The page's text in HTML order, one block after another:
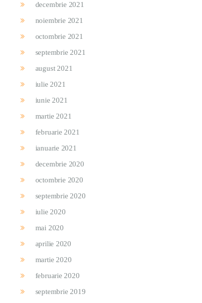
decembrie 2021
noiembrie 2021
octombrie 2021
septembrie 2021
august 2021
iulie 2021
iunie 2021
martie 2021
februarie 2021
ianuarie 2021
decembrie 2020
octombrie 2020
septembrie 2020
iulie 2020
mai 2020
aprilie 2020
martie 2020
februarie 2020
septembrie 2019